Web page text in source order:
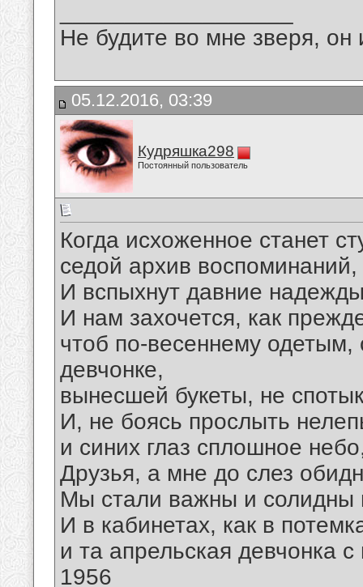
Не будите во мне зверя, он
05.12.2016, 03:39
Кудряшка298
Постоянный пользователь
Когда исхоженное станет
седой архив
И вспыхнут давние
И нам захочется, как
чтоб по-весеннему одетым,
девчонке,
вынесшей букеты, не
И, не боясь прослыть
и синих глаз сплошное
Друзья, а мне до слез
Мы стали важны и солидны
И в кабинетах, как в
и та апрельская девчонка
1956